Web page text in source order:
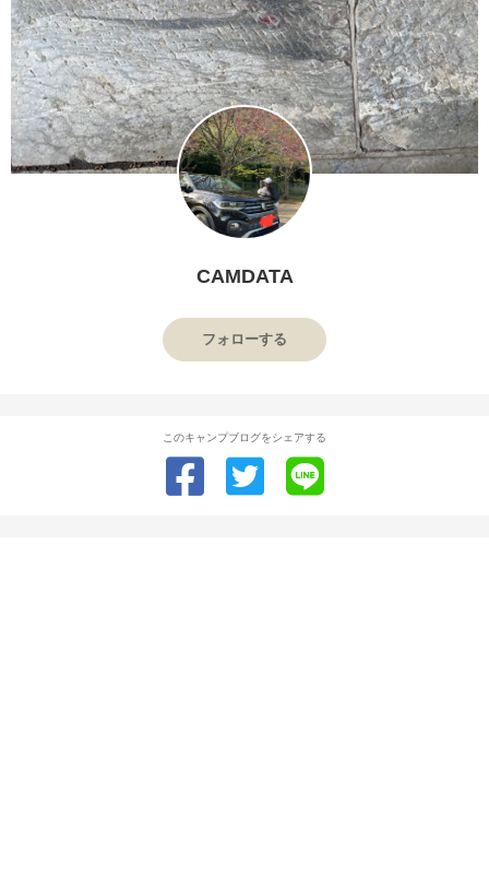
CAMDATA
フォローする
このキャンプブログをシェアする